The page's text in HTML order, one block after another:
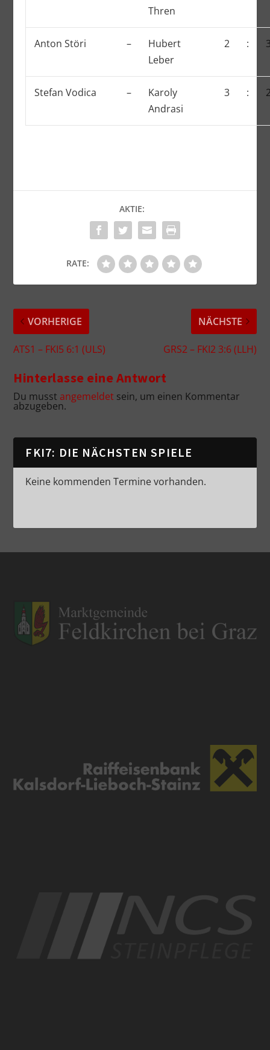
Thren
Anton Störi –
Hubert
Leber
2 :
Stefan Vodica –
Karoly
Andrasi
3 :
AKTIE:
RATE:
VORHERIGE
ATS1 – FKI5 6:1 (ULS)
NÄCHSTE
GRS2 – FKI2 3:6 (LLH)
Hinterlasse eine Antwort
Du musst angemeldet sein, um einen Kommentar
abzugeben.
FKI7: DIE NÄCHSTEN SPIELE
Keine kommenden Termine vorhanden.